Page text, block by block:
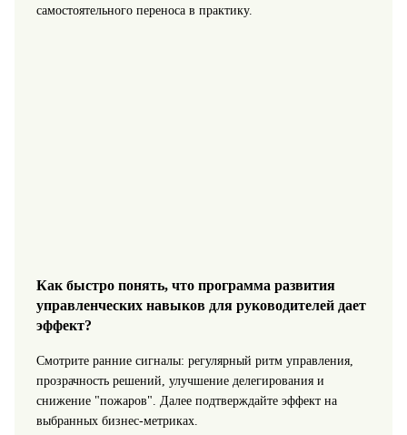
самостоятельного переноса в практику.
Как быстро понять, что программа развития
управленческих навыков для руководителей дает
эффект?
Смотрите ранние сигналы: регулярный ритм управления,
прозрачность решений, улучшение делегирования и
снижение "пожаров". Далее подтверждайте эффект на
выбранных бизнес-метриках.